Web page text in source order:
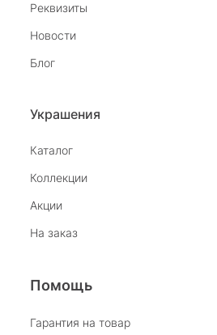
Реквизиты
Новости
Блог
Украшения
Каталог
Коллекции
Акции
На заказ
Помощь
Гарантия на товар